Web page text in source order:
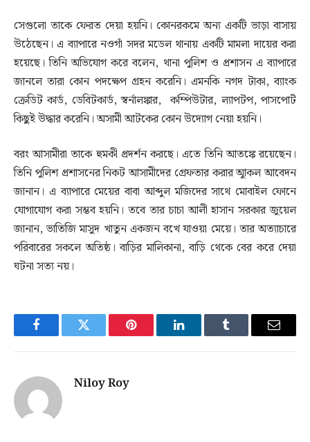
সেগুলো তাকে ফেরত দেয়া হয়নি। কোনরকমে অন্য একটি ভাড়া বাসায়
উঠেছেন। এ ব্যাপারে নওগাঁ সদর মডেল থানায় একটি মামলা দায়ের করা
হয়েছে। তিনি অভিযোগ করে বলেন, থানা পুলিশ ও প্রশাসন এ ব্যাপারে
জানলে তারা কোন পদক্ষেপ গ্রহন করেনি। এমনকি নগদ টাকা, ব্যাংক
ক্রেডিট কার্ড, ডেবিটকার্ড, স্বর্নালঙ্কার, কম্পিউটার, ল্যাপটপ, পাসপোর্ট
কিছুই উদ্ধার করেনি। অসামী আটকের কোন উদ্যোগ নেয়া হয়নি।
বরং আসামীরা তাকে হুমকী প্রদর্শন করছে। এতে তিনি আতঙ্কে রয়েছেন।
তিনি পুলিশ প্রশাসনের নিকট আসামীদের গ্রেফতার করার আুকল আবেদন
জানান। এ ব্যাপারে মেয়ের বাবা আব্দুল মজিদের সাথে মোবাইল ফোনে
যোগাযোগ করা সম্ভব হয়নি। তবে তার চাচা আলী হাসান সরকার জুয়েল
জানান, ভাতিজি মাসুদ খাতুন একজন বখে যাওয়া মেয়ে। তার অত্যাচারে
পরিবারের সকলে অতিষ্ঠ। বাড়ির মালিকানা, বাড়ি থেকে বের করে দেয়া
ঘটনা সত্য নয়।
FacebookTwitter Pinterest LinkedInTumblr Email
Niloy Roy